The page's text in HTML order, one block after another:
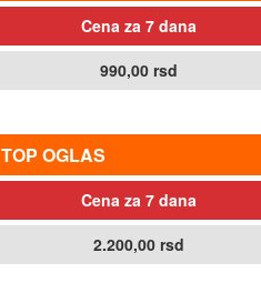
Cena za 7 dana
990,00 rsd
TOP OGLAS
Cena za 7 dana
2.200,00 rsd